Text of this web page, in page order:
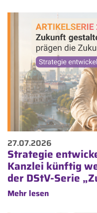
27.07.2026
Strategie
Kanzlei künftig
der DStV-Serie
Mehr lesen